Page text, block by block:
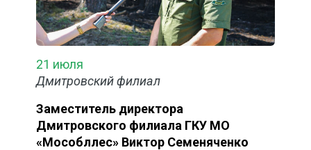
21 июля
Дмитровский филиал
Заместитель директора
Дмитровского филиала ГКУ МО
«Мособллес» Виктор Семеняченко